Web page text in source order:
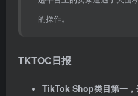
的操作。
TKTOC日报
TikTok Shop类目第一，